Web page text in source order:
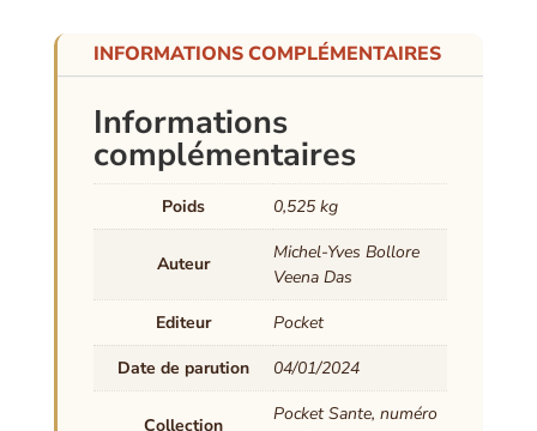
INFORMATIONS COMPLÉMENTAIRES
Informations
complémentaires
Poids 0,525 kg
Auteur
Michel-Yves Bollore
Veena Das
Editeur
Pocket
Date de parution
04/01/2024
Collection
Pocket Sante, numéro